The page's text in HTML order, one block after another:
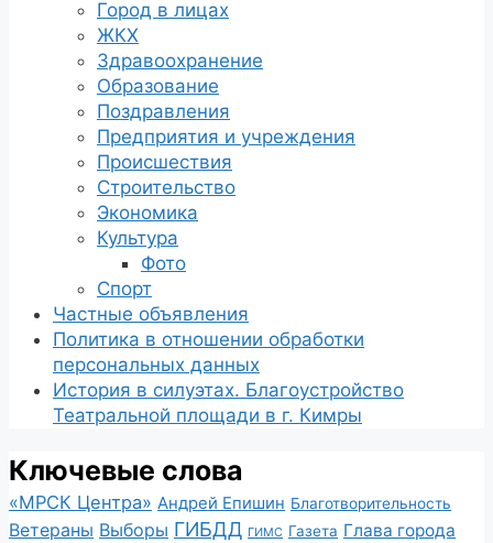
Город в лицах
ЖКХ
Здравоохранение
Образование
Поздравления
Предприятия и учреждения
Происшествия
Строительство
Экономика
Культура
Фото
Спорт
Частные объявления
Политика в отношении обработки
персональных данных
История в силуэтах. Благоустройство
Театральной площади в г. Кимры
Ключевые слова
«МРСК Центра» Андрей Епишин Благотворительность
Ветераны Выборы ГИБДД ГИМС Газета Глава города